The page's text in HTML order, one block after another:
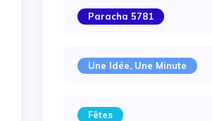
Paracha 5781
Une Idée, Une Minute
Fêtes